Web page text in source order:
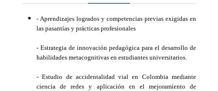
- Aprendizajes logrados y competencias previas exigidas en
las pasantías y prácticas profesionales
- Estrategia de innovación pedagógica para el desarrollo de
habilidades metacognitivas en estudiantes universitarios.
- Estudio de accidentalidad vial en Colombia mediante
ciencia de redes y aplicación en el mejoramiento de